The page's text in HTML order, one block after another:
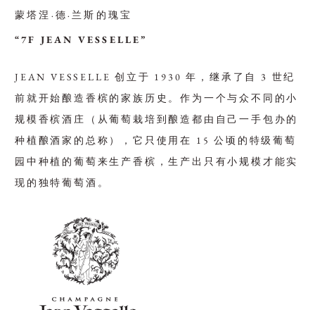
蒙塔涅·德·兰斯的瑰宝
“7F JEAN VESSELLE”
JEAN VESSELLE 创立于 1930 年，继承了自 3 世纪
前就开始酿造香槟的家族历史。作为一个与众不同的小
规模香槟酒庄（从葡萄栽培到酿造都由自己一手包办的
种植酿酒家的总称），它只使用在 15 公顷的特级葡萄
园中种植的葡萄来生产香槟，生产出只有小规模才能实
现的独特葡萄酒。